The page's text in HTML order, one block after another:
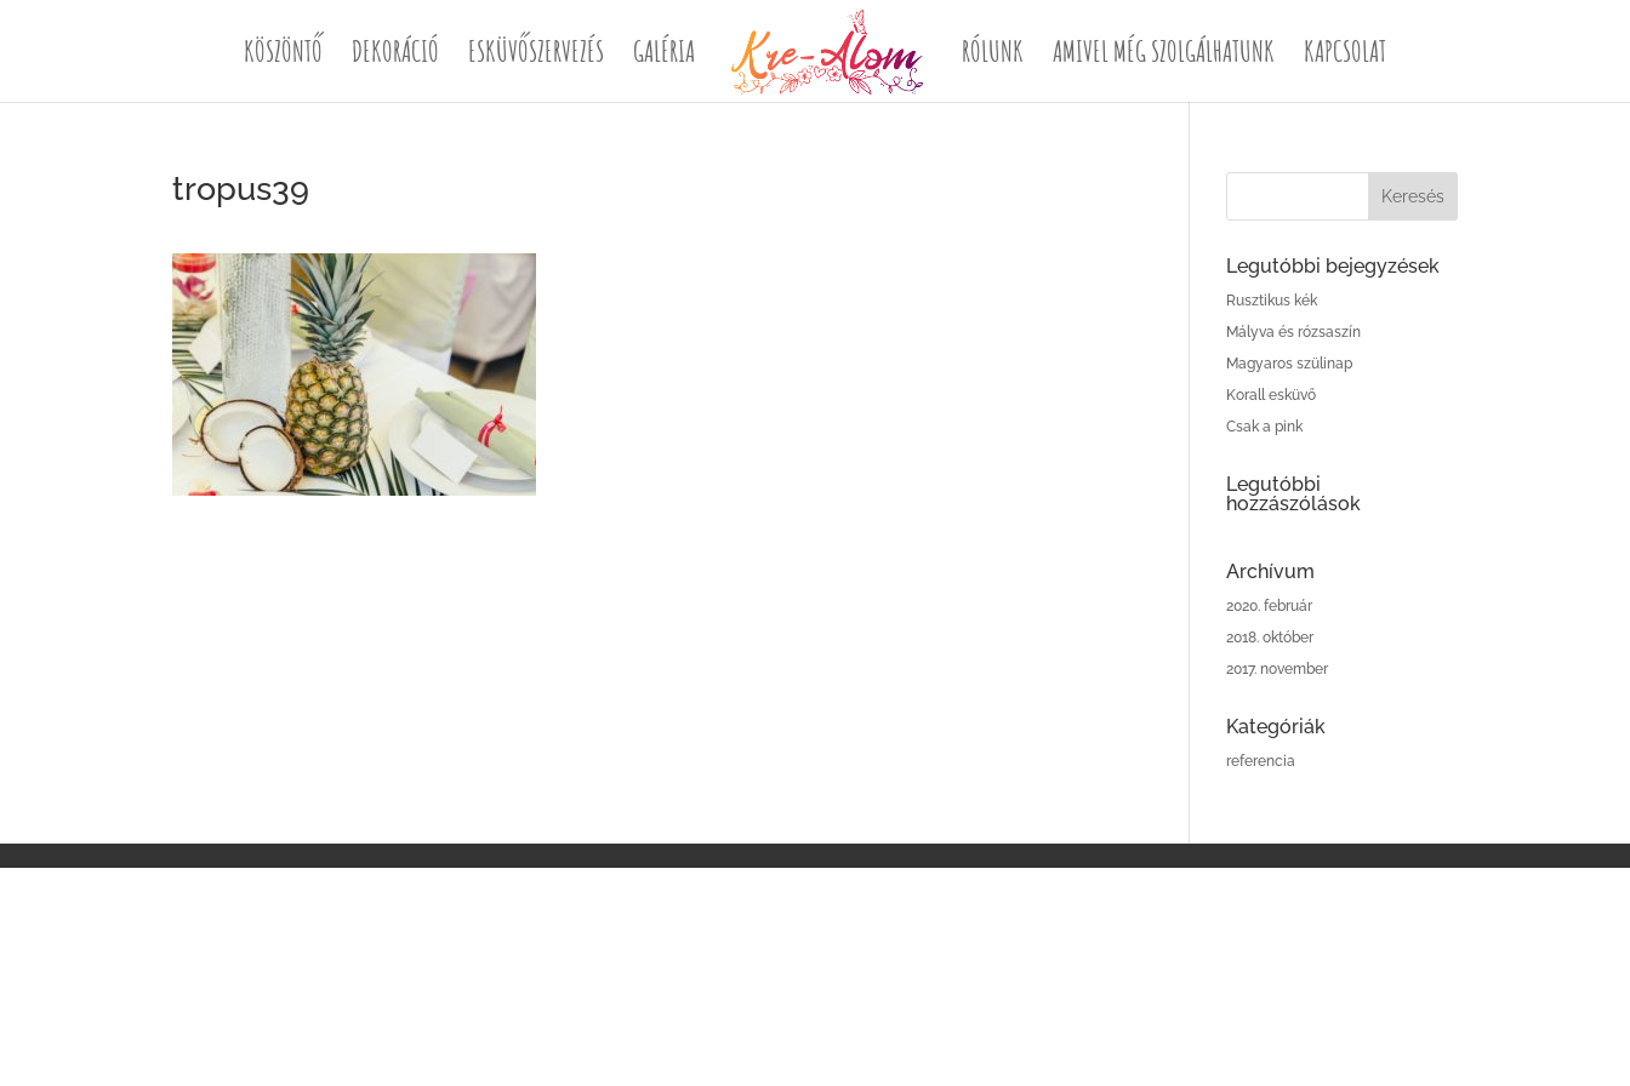
KÖSZÖNTŐ DEKORÁCIÓ ESKÜVŐSZERVEZÉS GALÉRIA RÓLUNK AMIVEL MÉG SZOLGÁLHATUNK KAPCSOLAT
tropus39
Legutóbbi bejegyzések
Rusztikus kék
Mályva és rózsaszín
Magyaros szülinap
Korall esküvő
Csak a pink
Legutóbbi
hozzászólások
Archívum
2020. február
2018. október
2017. november
Kategóriák
referencia